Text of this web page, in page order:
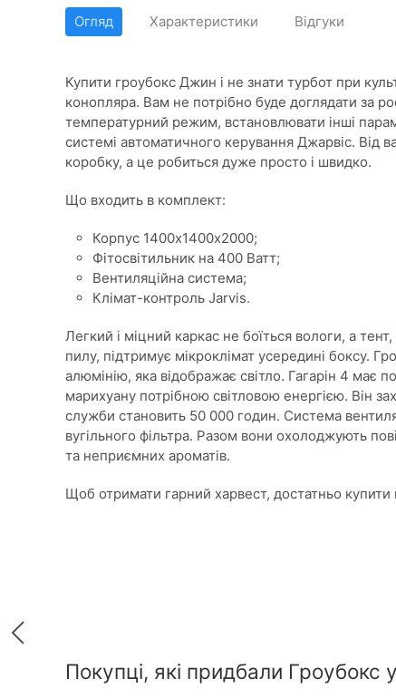
Огляд Характеристики Відгуки
Купити гроубокс Джин і не знати турбот при
конопляра. Вам не потрібно буде доглядати за
температурний режим, встановлювати інші
системі автоматичного керування Джарвіс. Від
коробку, а це робиться дуже просто і швидко.
Що входить в комплект:
Корпус 1400х1400х2000;
Фітосвітильник на 400 Ватт;
Вентиляційна система;
Клімат-контроль Jarvis.
Легкий і міцний каркас не боїться вологи, а
пилу, підтримує мікроклімат усередині боксу.
алюмінію, яка відображає світло. Гагарін 4 має
марихуану потрібною світловою енергією. Він
служби становить 50 000 годин. Система
вугільного фільтра. Разом вони охолоджують
та неприємних ароматів.
Щоб отримати гарний харвест, достатньо купити
Покупці, які придбали